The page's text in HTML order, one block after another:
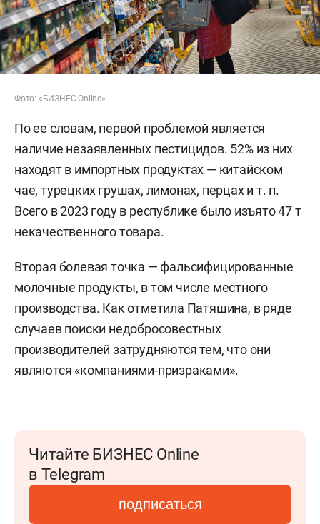
Фото: «БИЗНЕС Online»
По ее словам, первой проблемой является
наличие незаявленных пестицидов. 52% из них
находят в импортных продуктах — китайском
чае, турецких грушах, лимонах, перцахи т. п.
Всего в 2023 году в республике было изъято 47 т
некачественного товара.
Вторая болевая точка — фальсифицированные
молочные продукты, в том числе местного
производства. Как отметила Патяшина, в ряде
случаев поиски недобросовестных
производителей затрудняются тем, что они
являются «компаниями-призраками».
Читайте БИЗНЕС Online
в Telegram
подписаться